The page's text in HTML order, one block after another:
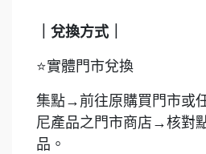
｜兌換方式｜
⭐實體門市兌換
集點→前往原購買門市或
尼產品之門市商店→核對
品。